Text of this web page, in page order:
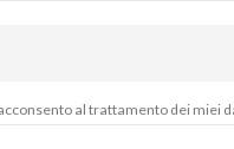
al trattamento dei miei